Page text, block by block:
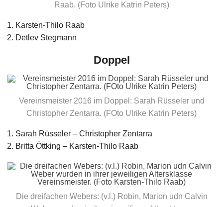
Raab. (Foto Ulrike Katrin Peters)
Karsten-Thilo Raab
Detlev Stegmann
Doppel
Vereinsmeister 2016 im Doppel: Sarah Rüsseler und
Christopher Zentarra. (FOto Ulrike Katrin Peters)
Sarah Rüsseler – Christopher Zentarra
Britta Öttking – Karsten-Thilo Raab
Die dreifachen Webers: (v.l.) Robin, Marion udn Calvin